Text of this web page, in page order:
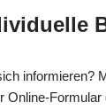
informieren?
Online-Formular